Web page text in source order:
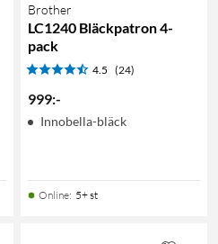
Brother
LC1240 Bläckpatron 4-
pack
4.5 (24)
999:-
Innobella-bläck
Online: 5+ st